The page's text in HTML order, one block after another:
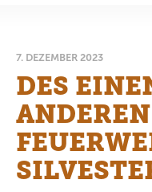
7. DEZEMBER 2023
DES